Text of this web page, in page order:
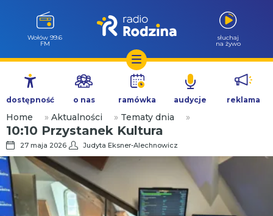
Przejdź
treści
Wołów 99.6
FM
słuchaj
na żywo
dostępność o nas ramówka audycje reklama
Home » Aktualności » Tematy dnia »
10:10 Przystanek Kultura
27 maja 2026 Judyta Eksner-Alechnowicz